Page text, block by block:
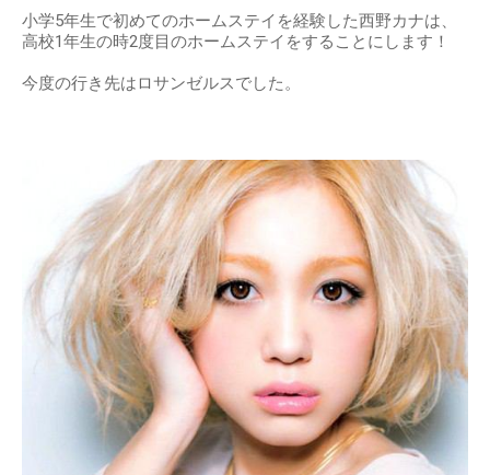
小学5年生で初めてのホームステイを経験した西野カナは、
高校1年生の時2度目のホームステイをすることにします！
今度の行き先はロサンゼルスでした。